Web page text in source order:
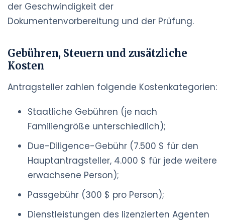
der Geschwindigkeit der
Dokumentenvorbereitung und der Prüfung.
Gebühren, Steuern und zusätzliche
Kosten
Antragsteller zahlen folgende Kostenkategorien:
Staatliche Gebühren (je nach
Familiengröße unterschiedlich);
Due-Diligence-Gebühr (7.500 $ für den
Hauptantragsteller, 4.000 $ für jede weitere
erwachsene Person);
Passgebühr (300 $ pro Person);
Dienstleistungen des lizenzierten Agenten